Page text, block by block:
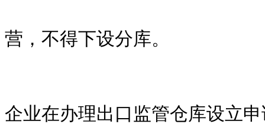
营，不得下设分库。
企业在办理出口监管仓库设立